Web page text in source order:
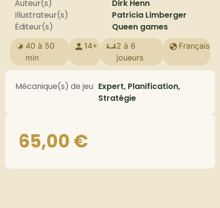
Auteur(s)
Dirk Henn
Illustrateur(s)
Patricia Limberger
Éditeur(s)
Queen games
40 à 50
min
14+
2 à 6
joueurs
Français
Mécanique(s) de jeu Expert, Planification,
Stratégie
65,00€